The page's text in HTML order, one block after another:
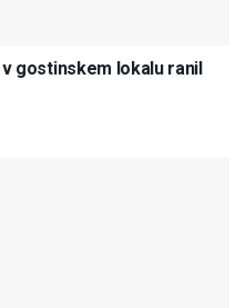
gostinskem lokalu ranil